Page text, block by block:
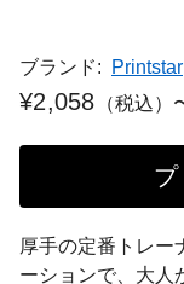
ブランド: Printstar
¥2,058 （税込）
厚手の定番トレー
ーションで、大人